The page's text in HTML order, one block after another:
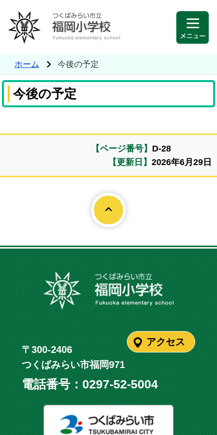
ホーム 今後の予定
今後の予定
【ページ番号】 D-28
【更新日】 2026年6月29日
〒300-2406
つくばみらい市福岡971
アクセス
電話番号：0297-52-5004
つくばみ